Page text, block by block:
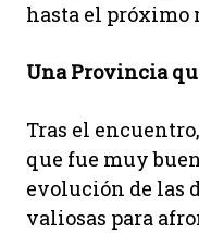
hasta el próximo
Una Provincia
Tras el
que fue muy
evolución de las
valiosas para